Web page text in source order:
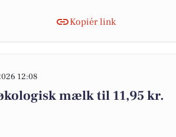
Kopiér link
12:08
mælk til 11,95 kr.